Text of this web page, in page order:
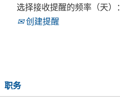
选择接收提醒的频率（天）：
创建提醒
职务